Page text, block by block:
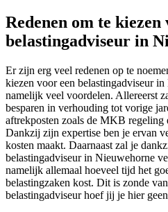
Redenen om te kiezen
belastingadviseur in
Er zijn erg veel redenen op te
kiezen voor een belastingadviseur
namelijk veel voordelen. Allereerst
besparen in verhouding tot vorige
aftrekposten zoals de MKB regeling
Dankzij zijn expertise ben je ervan
kosten maakt. Daarnaast zal je
belastingadviseur in Nieuwehorne
namelijk allemaal hoeveel tijd het
belastingzaken kost. Dit is zonde
belastingadviseur hoef jij je hier